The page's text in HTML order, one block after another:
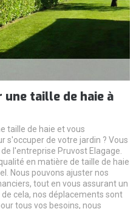
taille de haie à
taille de haie et vous
s'occuper de votre jardin ? Vous
l'entreprise Pruvost Elagage.
en matière de taille de haie
Nous pouvons ajuster nos
tout en vous assurant un
cela, nos déplacements sont
tous vos besoins, nous